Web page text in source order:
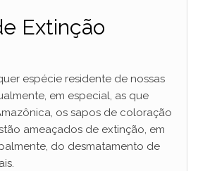
Extinção
espécie residente de nossas
em especial, as que
os sapos de coloração
ameaçados de extinção, em
do desmatamento de